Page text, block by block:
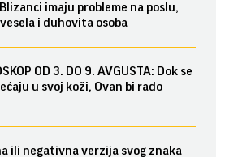
imaju probleme na poslu,
i duhovita osoba
OD 3. DO 9. AVGUSTA: Dok se
u svoj koži, Ovan bi rado
ili negativna verzija svog znaka